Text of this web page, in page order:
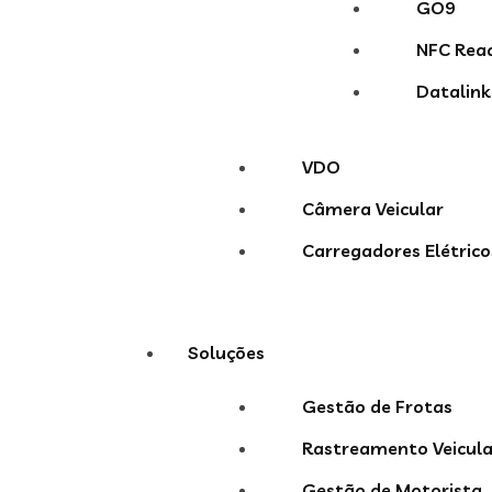
GO9
NFC
Datalink
VDO
Câmera Veicular
Carregadores
Soluções
Gestão de Frotas
Rastreamento